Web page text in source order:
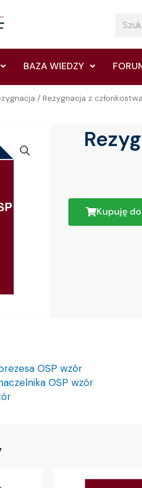
Search
BAZA WIEDZY
/ Rezygnacja z
Kupuję
OSP wzór
OSP wzór